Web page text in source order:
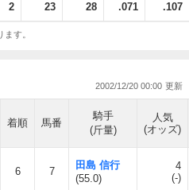
2 23 28 .071 .107
す。
2002/12/20 00:00
着順 馬番
騎手
(斤量)
人気
(オッズ)
6 7
田島 信行
(55.0)
4
(-)